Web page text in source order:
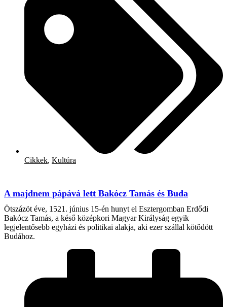
Cikkek, Kultúra
A majdnem pápává lett Bakócz Tamás és Buda
Ötszázöt éve, 1521. június 15-én hunyt el Esztergomban Erdődi
Bakócz Tamás, a késő középkori Magyar Királyság egyik
legjelentősebb egyházi és politikai alakja, aki ezer szállal kötődött
Budához.